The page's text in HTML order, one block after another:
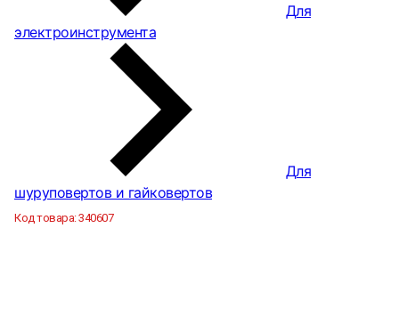
Для
электроинструмента
Для
шуруповертов и гайковертов
Код товара:340607